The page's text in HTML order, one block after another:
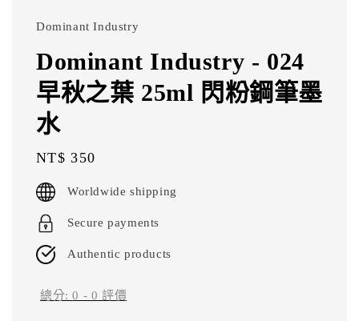
Dominant Industry
Dominant Industry - 024
早秋之葉 25ml 閃粉鋼筆墨
水
Regular
price
NT$ 350
Worldwide shipping
Secure payments
Authentic products
總分:0 - 0 評價